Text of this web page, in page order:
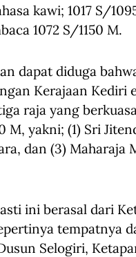
kawi; 1017 S/
1072 S/1150 M.
dapat diduga
Kerajaan Kediri
raja yang
M, yakni; (1) Sri
dan (3) Maharaja
ini berasal dari
tempatnya
Selogiri,